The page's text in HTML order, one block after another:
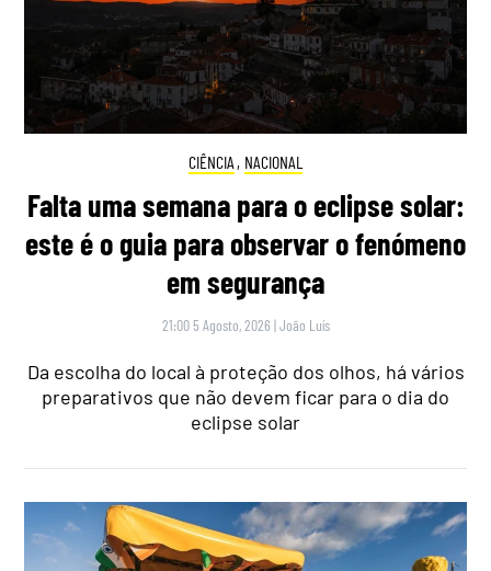
CIÊNCIA , NACIONAL
Falta uma semana para o eclipse solar:
este é o guia para observar o fenómeno
em segurança
21:00 5 Agosto, 2026 |João Luís
Da escolha do local à proteção dos olhos, há vários
preparativos que não devem ficar para o dia do
eclipse solar